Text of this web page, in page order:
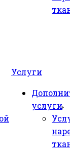
Услуги
услуги